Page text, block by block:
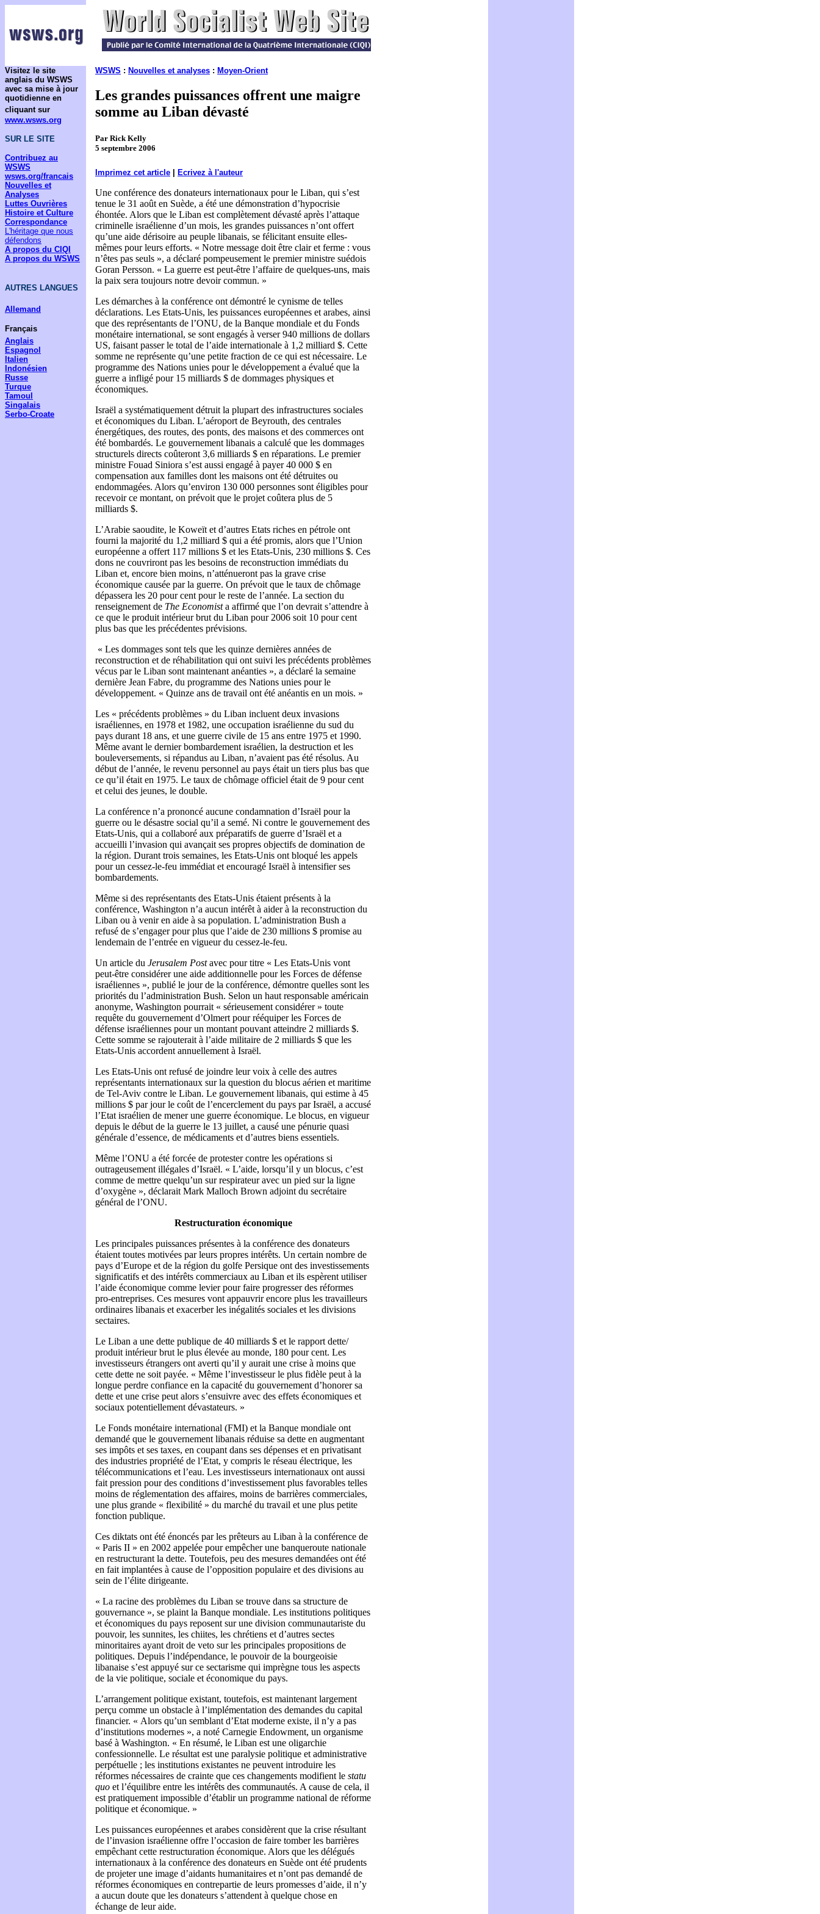
Visitez le site
anglais du WSWS
avec sa mise à jour
quotidienne en
cliquant sur
www.wsws.org
SUR LE SITE
Contribuez au
WSWS
wsws.org/francais
Nouvelles et
Analyses
Luttes Ouvrières
Histoire et Culture
Correspondance
L'héritage que nous
défendons
A propos du CIQI
A propos du WSWS
AUTRES LANGUES
Allemand
Français
Anglais
Espagnol
Italien
Indonésien
Russe
Turque
Tamoul
Singalais
Serbo-Croate
WSWS : Nouvelles et analyses : Moyen-Orient
Les grandes puissances offrent une maigre
somme au Liban dévasté
Par Rick Kelly
5 septembre 2006
Imprimez cet article Ecrivez à l'auteur
Une conférence des donateurs internationaux pour le Liban, qui s’est
tenue le 31 août en Suède, a été une démonstration d’hypocrisie
éhontée. Alors que le Liban est complètement dévasté après l’attaque
criminelle israélienne d’un mois, les grandes puissances n’ont offert
qu’une aide dérisoire au peuple libanais, se félicitant ensuite elles-
mêmes pour leurs efforts. « Notre message doit être clair et ferme : vous
n’êtes pas seuls », a déclaré pompeusement le premier ministre suédois
Goran Persson. « La guerre est peut-être l’affaire de quelques-uns, mais
la paix sera toujours notre devoir commun. »
Les démarches à la conférence ont démontré le cynisme de telles
déclarations. Les Etats-Unis, les puissances européennes et arabes, ainsi
que des représentants de l’ONU, de la Banque mondiale et du Fonds
monétaire international, se sont engagés à verser 940 millions de dollars
US, faisant passer le total de l’aide internationale à 1,2 milliard $. Cette
somme ne représente qu’une petite fraction de ce qui est nécessaire. Le
programme des Nations unies pour le développement a évalué que la
guerre a infligé pour 15 milliards $ de dommages physiques et
économiques.
Israël a systématiquement détruit la plupart des infrastructures sociales
et économiques du Liban. L’aéroport de Beyrouth, des centrales
énergétiques, des routes, des ponts, des maisons et des commerces ont
été bombardés. Le gouvernement libanais a calculé que les dommages
structurels directs coûteront 3,6 milliards $ en réparations. Le premier
ministre Fouad Siniora s’est aussi engagé à payer 40 000 $ en
compensation aux familles dont les maisons ont été détruites ou
endommagées. Alors qu’environ 130 000 personnes sont éligibles pour
recevoir ce montant, on prévoit que le projet coûtera plus de 5
milliards $.
L’Arabie saoudite, le Koweït et d’autres Etats riches en pétrole ont
fourni la majorité du 1,2 milliard $ qui a été promis, alors que l’Union
européenne a offert 117 millions $ et les Etats-Unis, 230 millions $. Ces
dons ne couvriront pas les besoins de reconstruction immédiats du
Liban et, encore bien moins, n’atténueront pas la grave crise
économique causée par la guerre. On prévoit que le taux de chômage
dépassera les 20 pour cent pour le reste de l’année. La section du
renseignement de The Economista affirmé que l’on devrait s’attendre à
ce que le produit intérieur brut du Liban pour 2006 soit 10 pour cent
plus bas que les précédentes prévisions.
« Les dommages sont tels que les quinze dernières années de
reconstruction et de réhabilitation qui ont suivi les précédents problèmes
vécus par le Liban sont maintenant anéanties », a déclaré la semaine
dernière Jean Fabre, du programme des Nations unies pour le
développement. « Quinze ans de travail ont été anéantis en un mois. »
Les « précédents problèmes » du Liban incluent deux invasions
israéliennes, en 1978 et 1982, une occupation israélienne du sud du
pays durant 18 ans, et une guerre civile de 15 ans entre 1975 et 1990.
Même avant le dernier bombardement israélien, la destruction et les
bouleversements, si répandus au Liban, n’avaient pas été résolus. Au
début de l’année, le revenu personnel au pays était un tiers plus bas que
ce qu’il était en 1975. Le taux de chômage officiel était de 9 pour cent
et celui des jeunes, le double.
La conférence n’a prononcé aucune condamnation d’Israël pour la
guerre ou le désastre social qu’il a semé. Ni contre le gouvernement des
Etats-Unis, qui a collaboré aux préparatifs de guerre d’Israël et a
accueilli l’invasion qui avançait ses propres objectifs de domination de
la région. Durant trois semaines, les Etats-Unis ont bloqué les appels
pour un cessez-le-feu immédiat et encouragé Israël à intensifier ses
bombardements.
Même si des représentants des Etats-Unis étaient présents à la
conférence, Washington n’a aucun intérêt à aider à la reconstruction du
Liban ou à venir en aide à sa population. L’administration Bush a
refusé de s’engager pour plus que l’aide de 230 millions $ promise au
lendemain de l’entrée en vigueur du cessez-le-feu.
Un article du Jerusalem Postavec pour titre « Les Etats-Unis vont
peut-être considérer une aide additionnelle pour les Forces de défense
israéliennes », publié le jour de la conférence, démontre quelles sont les
priorités du l’administration Bush. Selon un haut responsable américain
anonyme, Washington pourrait « sérieusement considérer » toute
requête du gouvernement d’Olmert pour rééquiper les Forces de
défense israéliennes pour un montant pouvant atteindre 2 milliards $.
Cette somme se rajouterait à l’aide militaire de 2 milliards $ que les
Etats-Unis accordent annuellement à Israël.
Les Etats-Unis ont refusé de joindre leur voix à celle des autres
représentants internationaux sur la question du blocus aérien et maritime
de Tel-Aviv contre le Liban. Le gouvernement libanais, qui estime à 45
millions $ par jour le coût de l’encerclement du pays par Israël, a accusé
l’Etat israélien de mener une guerre économique. Le blocus, en vigueur
depuis le début de la guerre le 13 juillet, a causé une pénurie quasi
générale d’essence, de médicaments et d’autres biens essentiels.
Même l’ONU a été forcée de protester contre les opérations si
outrageusement illégales d’Israël. « L’aide, lorsqu’il y un blocus, c’est
comme de mettre quelqu’un sur respirateur avec un pied sur la ligne
d’oxygène », déclarait Mark Malloch Brown adjoint du secrétaire
général de l’ONU.
Restructuration économique
Les principales puissances présentes à la conférence des donateurs
étaient toutes motivées par leurs propres intérêts. Un certain nombre de
pays d’Europe et de la région du golfe Persique ont des investissements
significatifs et des intérêts commerciaux au Liban et ils espèrent utiliser
l’aide économique comme levier pour faire progresser des réformes
pro-entreprises. Ces mesures vont appauvrir encore plus les travailleurs
ordinaires libanais et exacerber les inégalités sociales et les divisions
sectaires.
Le Liban a une dette publique de 40 milliards $ et le rapport dette/
produit intérieur brut le plus élevée au monde, 180 pour cent. Les
investisseurs étrangers ont averti qu’il y aurait une crise à moins que
cette dette ne soit payée. « Même l’investisseur le plus fidèle peut à la
longue perdre confiance en la capacité du gouvernement d’honorer sa
dette et une crise peut alors s’ensuivre avec des effets économiques et
sociaux potentiellement dévastateurs. »
Le Fonds monétaire international (FMI) et la Banque mondiale ont
demandé que le gouvernement libanais réduise sa dette en augmentant
ses impôts et ses taxes, en coupant dans ses dépenses et en privatisant
des industries propriété de l’Etat, y compris le réseau électrique, les
télécommunications et l’eau. Les investisseurs internationaux ont aussi
fait pression pour des conditions d’investissement plus favorables telles
moins de réglementation des affaires, moins de barrières commerciales,
une plus grande « flexibilité » du marché du travail et une plus petite
fonction publique.
Ces diktats ont été énoncés par les prêteurs au Liban à la conférence de
« Paris II » en 2002 appelée pour empêcher une banqueroute nationale
en restructurant la dette. Toutefois, peu des mesures demandées ont été
en fait implantées à cause de l’opposition populaire et des divisions au
sein de l’élite dirigeante.
« La racine des problèmes du Liban se trouve dans sa structure de
gouvernance », se plaint la Banque mondiale. Les institutions politiques
et économiques du pays reposent sur une division communautariste du
pouvoir, les sunnites, les chiites, les chrétiens et d’autres sectes
minoritaires ayant droit de veto sur les principales propositions de
politiques. Depuis l’indépendance, le pouvoir de la bourgeoisie
libanaise s’est appuyé sur ce sectarisme qui imprègne tous les aspects
de la vie politique, sociale et économique du pays.
L’arrangement politique existant, toutefois, est maintenant largement
perçu comme un obstacle à l’implémentation des demandes du capital
financier. « Alors qu’un semblant d’Etat moderne existe, il n’y a pas
d’institutions modernes », a noté Carnegie Endowment, un organisme
basé à Washington. « En résumé, le Liban est une oligarchie
confessionnelle. Le résultat est une paralysie politique et administrative
perpétuelle ; les institutions existantes ne peuvent introduire les
réformes nécessaires de crainte que ces changements modifient le statu
quo et l’équilibre entre les intérêts des communautés. A cause de cela, il
est pratiquement impossible d’établir un programme national de réforme
politique et économique. »
Les puissances européennes et arabes considèrent que la crise résultant
de l’invasion israélienne offre l’occasion de faire tomber les barrières
empêchant cette restructuration économique. Alors que les délégués
internationaux à la conférence des donateurs en Suède ont été prudents
de projeter une image d’aidants humanitaires et n’ont pas demandé de
réformes économiques en contrepartie de leurs promesses d’aide, il n’y
a aucun doute que les donateurs s’attendent à quelque chose en
échange de leur aide.